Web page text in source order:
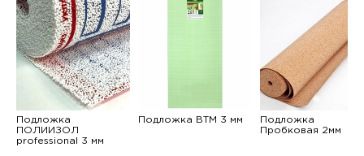
Подложка
ПОЛИИЗОЛ
professional 3 мм
Подложка ВТМ 3 мм
Подложка
Пробковая 2мм